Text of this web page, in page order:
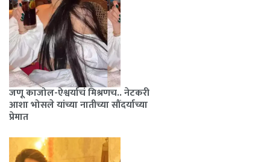
जणू काजोल-ऐश्वर्याचं मिश्रणच.. नेटकरी
आशा भोसले यांच्या नातीच्या सौंदर्याच्या
प्रेमात